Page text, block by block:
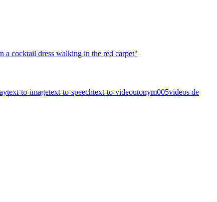
text-to-imagetext-to-speechtext-to-videoutonym005videos de